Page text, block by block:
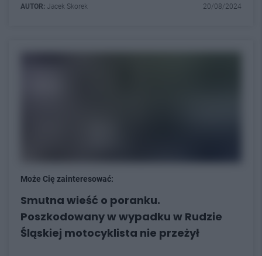
AUTOR: Jacek Skorek 20/08/2024
Może Cię zainteresować:
Smutna wieść o poranku.
Poszkodowany w wypadku w Rudzie
Śląskiej motocyklista nie przeżył